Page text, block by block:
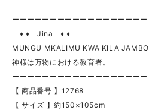
ーーーーーーーーーーーーーーーーーー
♦ ♦ Jina ♦ ♦
MUNGU MKALIMU KWA KILA JAMBO
神様は万物における教育者。
ーーーーーーーーーーーーーーーーーー
【 商品番号 】12768
【 サイズ 】約150×105cm